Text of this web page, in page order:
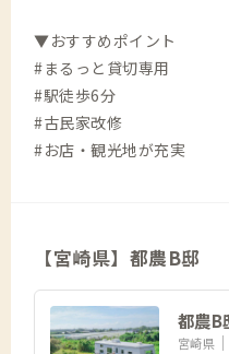
▼おすすめポイント
#まるっと貸切専用
#駅徒歩6分
#古民家改修
#お店・観光地が充実
【宮崎県】都農B邸
都農B
宮崎県